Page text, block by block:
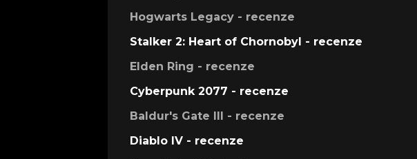
Hogwarts Legacy - recenze
Stalker 2: Heart of Chornobyl - recenze
Elden Ring - recenze
Cyberpunk 2077 - recenze
Baldur's Gate III - recenze
Diablo IV - recenze